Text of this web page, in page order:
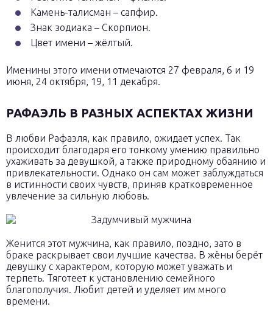
Камень-талисман – сапфир.
Знак зодиака – Скорпион.
Цвет имени – жёлтый.
Именины этого имени отмечаются 27 февраля, 6 и 19
июня, 24 октября, 19, 11 декабря.
РАФАЭЛЬ В РАЗНЫХ АСПЕКТАХ ЖИЗНИ
В любви Рафаэля, как правило, ожидает успех. Так
происходит благодаря его тонкому умению правильно
ухаживать за девушкой, а также природному обаянию и
привлекательности. Однако он сам может заблуждаться
в истинности своих чувств, приняв кратковременное
увлечение за сильную любовь.
Женится этот мужчина, как правило, поздно, зато в
браке раскрывает свои лучшие качества. В жёны берёт
девушку с характером, которую может уважать и
терпеть. Тяготеет к установлению семейного
благополучия. Любит детей и уделяет им много
времени.